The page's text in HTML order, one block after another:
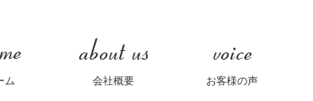
ム 会社概要 お客様の声